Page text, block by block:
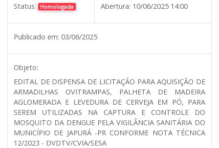
Status: Homologada Abertura: 10/06/2025 14:00
Publicado em: 03/06/2025
Objeto:
EDITAL DE DISPENSA DE LICITAÇÃO PARA AQUISIÇÃO DE
ARMADILHAS OVITRAMPAS, PALHETA DE MADEIRA
AGLOMERADA E LEVEDURA DE CERVEJA EM PÓ, PARA
SEREM UTILIZADAS NA CAPTURA E CONTROLE DO
MOSQUITO DA DENGUE PELA VIGILÂNCIA SANITÁRIA DO
MUNICÍPIO DE JAPURÁ -PR CONFORME NOTA TÉCNICA
12/2023 - DVDTV/CVIA/SESA